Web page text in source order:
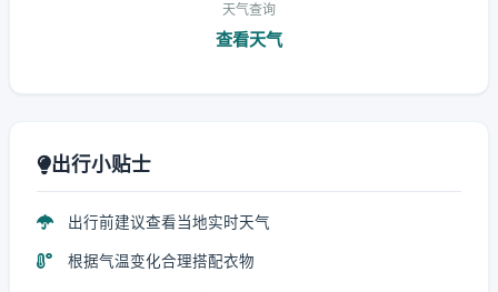
天气查询
查看天气
出行小贴士
出行前建议查看当地实时天气
根据气温变化合理搭配衣物